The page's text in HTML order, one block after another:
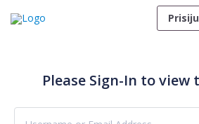
Please Sign-In to view